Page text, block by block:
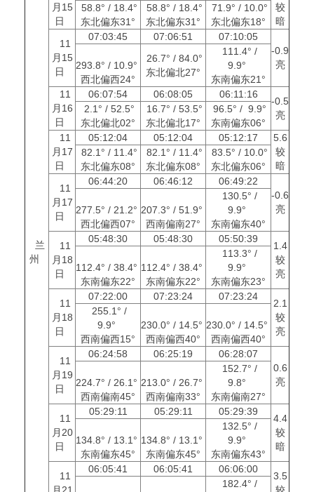
兰
州
月15
日
较
暗
58.8° / 18.4°
东北偏东31°
58.8° / 18.4°
东北偏东31°
71.9° / 10.0°
东北偏东18°
11
月15
日
07:03:45 07:06:51
07:10:05
-0.9
亮
293.8° / 10.9°
西北偏西24°
26.7° / 84.0°
东北偏北27°
111.4° /
9.9°
东南偏东21°
11
月16
日
06:07:54 06:08:05 06:11:16
-0.5
亮
2.1° / 52.5°
东北偏北02°
16.7° / 53.5°
东北偏北17°
96.5° / 9.9°
东南偏东06°
11
月17
日
05:12:04 05:12:04 05:12:17
5.6
较
暗
82.1° / 11.4°
东北偏东08°
82.1° / 11.4°
东北偏东08°
83.5° / 10.0°
东北偏东06°
11
月17
日
06:44:20 06:46:12
06:49:22
-0.6
亮
277.5° / 21.2°
西北偏西07°
207.3° / 51.9°
西南偏南27°
130.5° /
9.9°
东南偏东40°
11
月18
日
05:48:30 05:48:30 05:50:39
1.4
较
亮
112.4° / 38.4°
东南偏东22°
112.4° / 38.4°
东南偏东22°
113.3° /
9.9°
东南偏东23°
11
月18
日
07:22:00 07:23:24 07:23:24
2.1
较
亮
255.1° /
9.9°
西南偏西15°
230.0° / 14.5°
西南偏西40°
230.0° / 14.5°
西南偏西40°
11
月19
日
06:24:58 06:25:19
06:28:07
0.6
亮
224.7° / 26.1°
西南偏南45°
213.0° / 26.7°
西南偏南33°
152.7° /
9.8°
东南偏南27°
11
月20
日
05:29:11 05:29:11 05:29:39
4.4
较
暗
134.8° / 13.1°
东南偏东45°
134.8° / 13.1°
东南偏东45°
132.5° /
9.9°
东南偏东43°
11
月21
06:05:41 06:05:41 06:06:00
3.5
较
182.4° /